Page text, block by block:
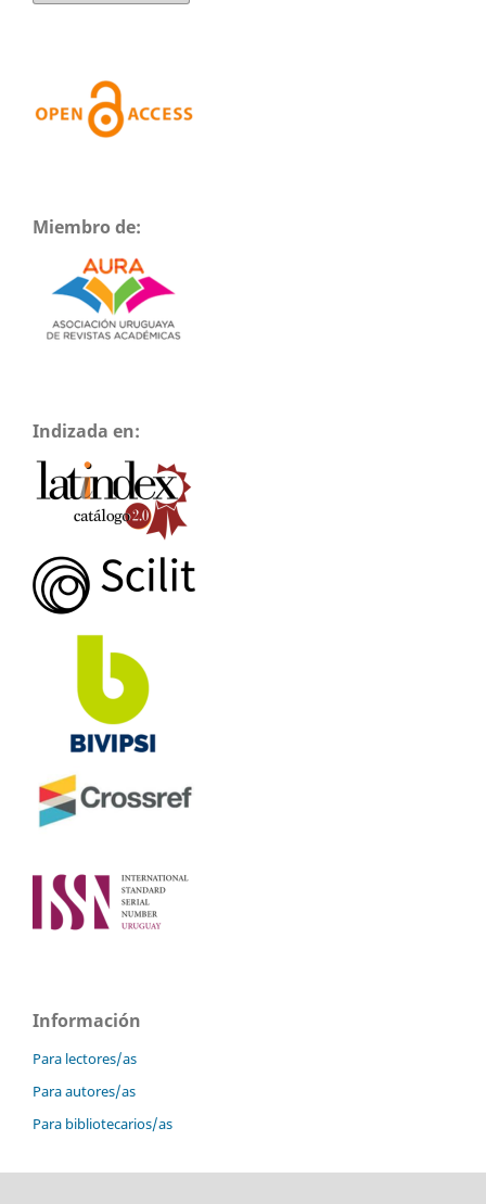
Miembro de:
Indizada en:
Información
Para lectores/as
Para autores/as
Para bibliotecarios/as